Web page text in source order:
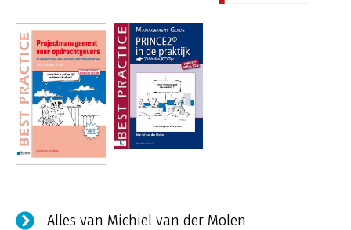
Alles van Michiel van der Molen